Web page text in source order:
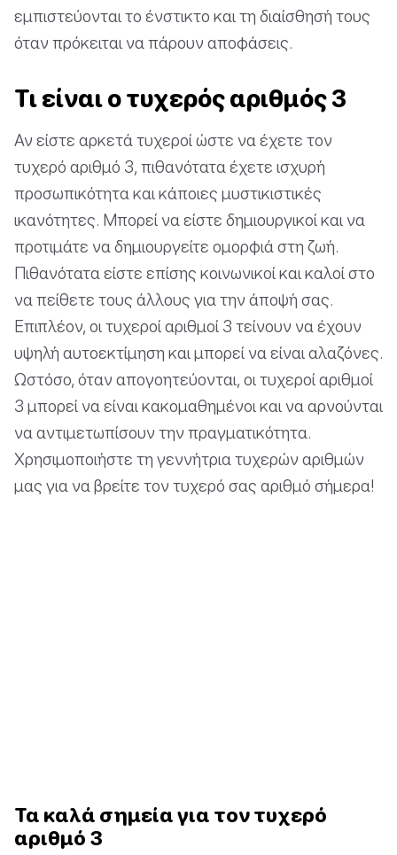
εμπιστεύονται το ένστικτο και τη διαίσθησή τους
όταν πρόκειται να πάρουν αποφάσεις.
Τι είναι ο τυχερός αριθμός 3
Αν είστε αρκετά τυχεροί ώστε να έχετε τον
τυχερό αριθμό 3, πιθανότατα έχετε ισχυρή
προσωπικότητα και κάποιες μυστικιστικές
ικανότητες. Μπορεί να είστε δημιουργικοί και να
προτιμάτε να δημιουργείτε ομορφιά στη ζωή.
Πιθανότατα είστε επίσης κοινωνικοί και καλοί στο
να πείθετε τους άλλους για την άποψή σας.
Επιπλέον, οι τυχεροί αριθμοί 3 τείνουν να έχουν
υψηλή αυτοεκτίμηση και μπορεί να είναι αλαζόνες.
Ωστόσο, όταν απογοητεύονται, οι τυχεροί αριθμοί
3 μπορεί να είναι κακομαθημένοι και να αρνούνται
να αντιμετωπίσουν την πραγματικότητα.
Χρησιμοποιήστε τη γεννήτρια τυχερών αριθμών
μας για να βρείτε τον τυχερό σας αριθμό σήμερα!
Τα καλά σημεία για τον τυχερό
αριθμό 3